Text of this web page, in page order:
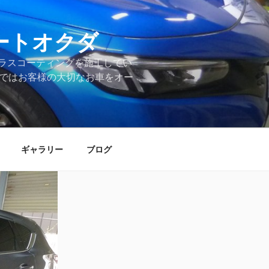
トオクダ
スコーティングを施工してい
はお客様の大切なお車をオー
ギャラリー ブログ